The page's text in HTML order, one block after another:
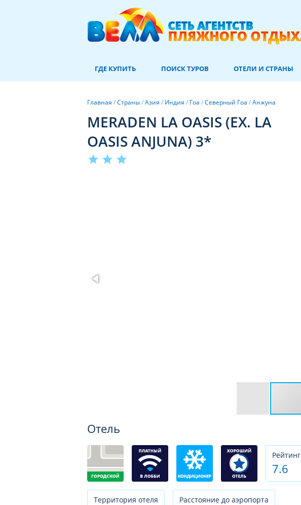
ГДЕ КУПИТЬ ПОИСК ТУРОВ ОТЕЛИ И СТРАНЫ
Главная /Страны/Азия / Индия / Гоа /Северный Гоа /Анжуна
MERADEN LA OASIS (EX. LA
OASIS ANJUNA) 3*
star star star
Отель
Рeйтинг
7.6
Территория отеля Расстояние до аэропорта